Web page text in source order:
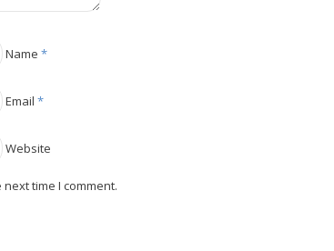
Name *
Email *
Website
time I comment.